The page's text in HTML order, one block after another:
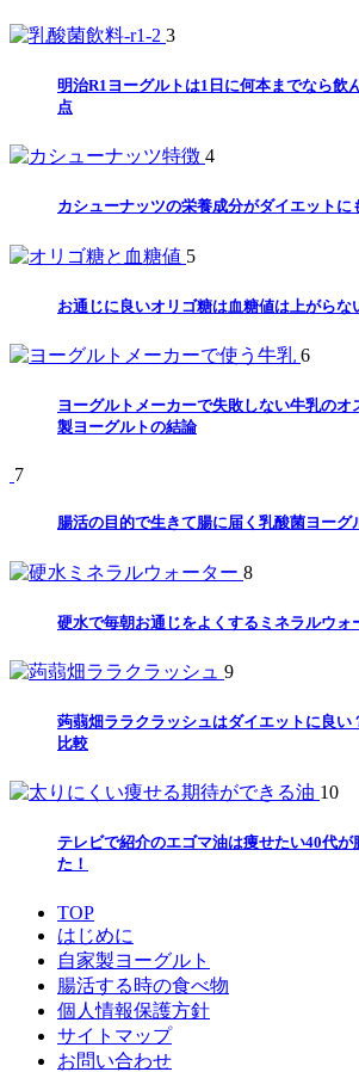
3
明治R1ヨーグルトは1日に何本までなら飲
点
4
カシューナッツの栄養成分がダイエットに
5
お通じに良いオリゴ糖は血糖値は上がらな
6
ヨーグルトメーカーで失敗しない牛乳の
製ヨーグルトの結論
7
腸活の目的で生きて腸に届く乳酸菌ヨーグ
8
硬水で毎朝お通じをよくするミネラルウォ
9
蒟蒻畑ララクラッシュはダイエットに良い
比較
10
テレビで紹介のエゴマ油は痩せたい40代
た！
TOP
はじめに
自家製ヨーグルト
腸活する時の食べ物
個人情報保護方針
サイトマップ
お問い合わせ